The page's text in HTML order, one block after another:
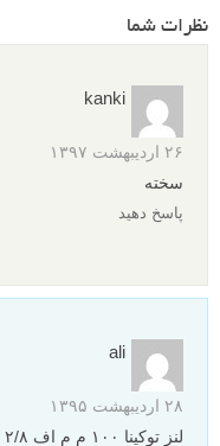
نظرات شما
kanki
۲۶ اردیبهشت ۱۳۹۷
سخته
پاسخ دهید
ali
۲۸ اردیبهشت ۱۳۹۵